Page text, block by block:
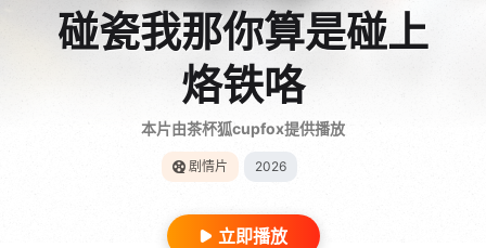
碰瓷我那你算是碰上
烙铁咯
本片由茶杯狐cupfox提供播放
剧情片 2026
立即播放